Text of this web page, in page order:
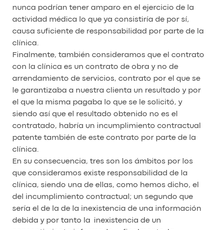
nunca podrían tener amparo en el ejercicio de la
actividad médica lo que ya consistiría de por sí,
causa suficiente de responsabilidad por parte de la
clínica.
Finalmente, también consideramos que el contrato
con la clínica es un contrato de obra y no de
arrendamiento de servicios, contrato por el que se
le garantizaba a nuestra clienta un resultado y por
el que la misma pagaba lo que se le solicitó, y
siendo así que el resultado obtenido no es el
contratado, habría un incumplimiento contractual
patente también de este contrato por parte de la
clínica.
En su consecuencia, tres son los ámbitos por los
que consideramos existe responsabilidad de la
clínica, siendo una de ellas, como hemos dicho, el
del incumplimiento contractual; un segundo que
sería el de la de la inexistencia de una información
debida y por tanto la inexistencia de un